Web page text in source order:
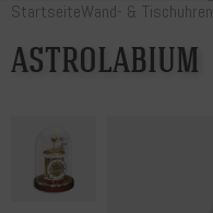
StartseiteWand- & Tischuhren
ASTROLABIUM